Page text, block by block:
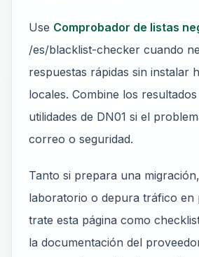
Use Comprobador de listas
/es/blacklist-checker cuando
respuestas rápidas sin instalar
locales. Combine los
utilidades de DN01 si el
correo o seguridad.
Tanto si prepara una
laboratorio o depura tráfico en
trate esta página como
la documentación del